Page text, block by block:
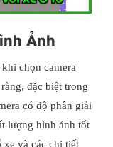
Ảnh
chọn camera
đặc biệt trong
có độ phân giải
lượng hình ảnh tốt
xe và các chi tiết